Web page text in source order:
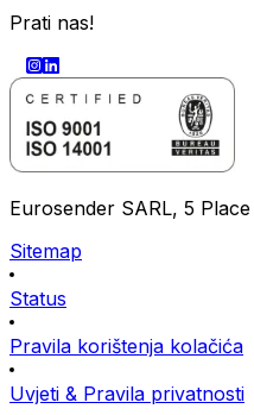
Prati nas!
Eurosender SARL, 5
Sitemap
Status
Pravila korištenja kolačića
Uvjeti & Pravila privatnosti